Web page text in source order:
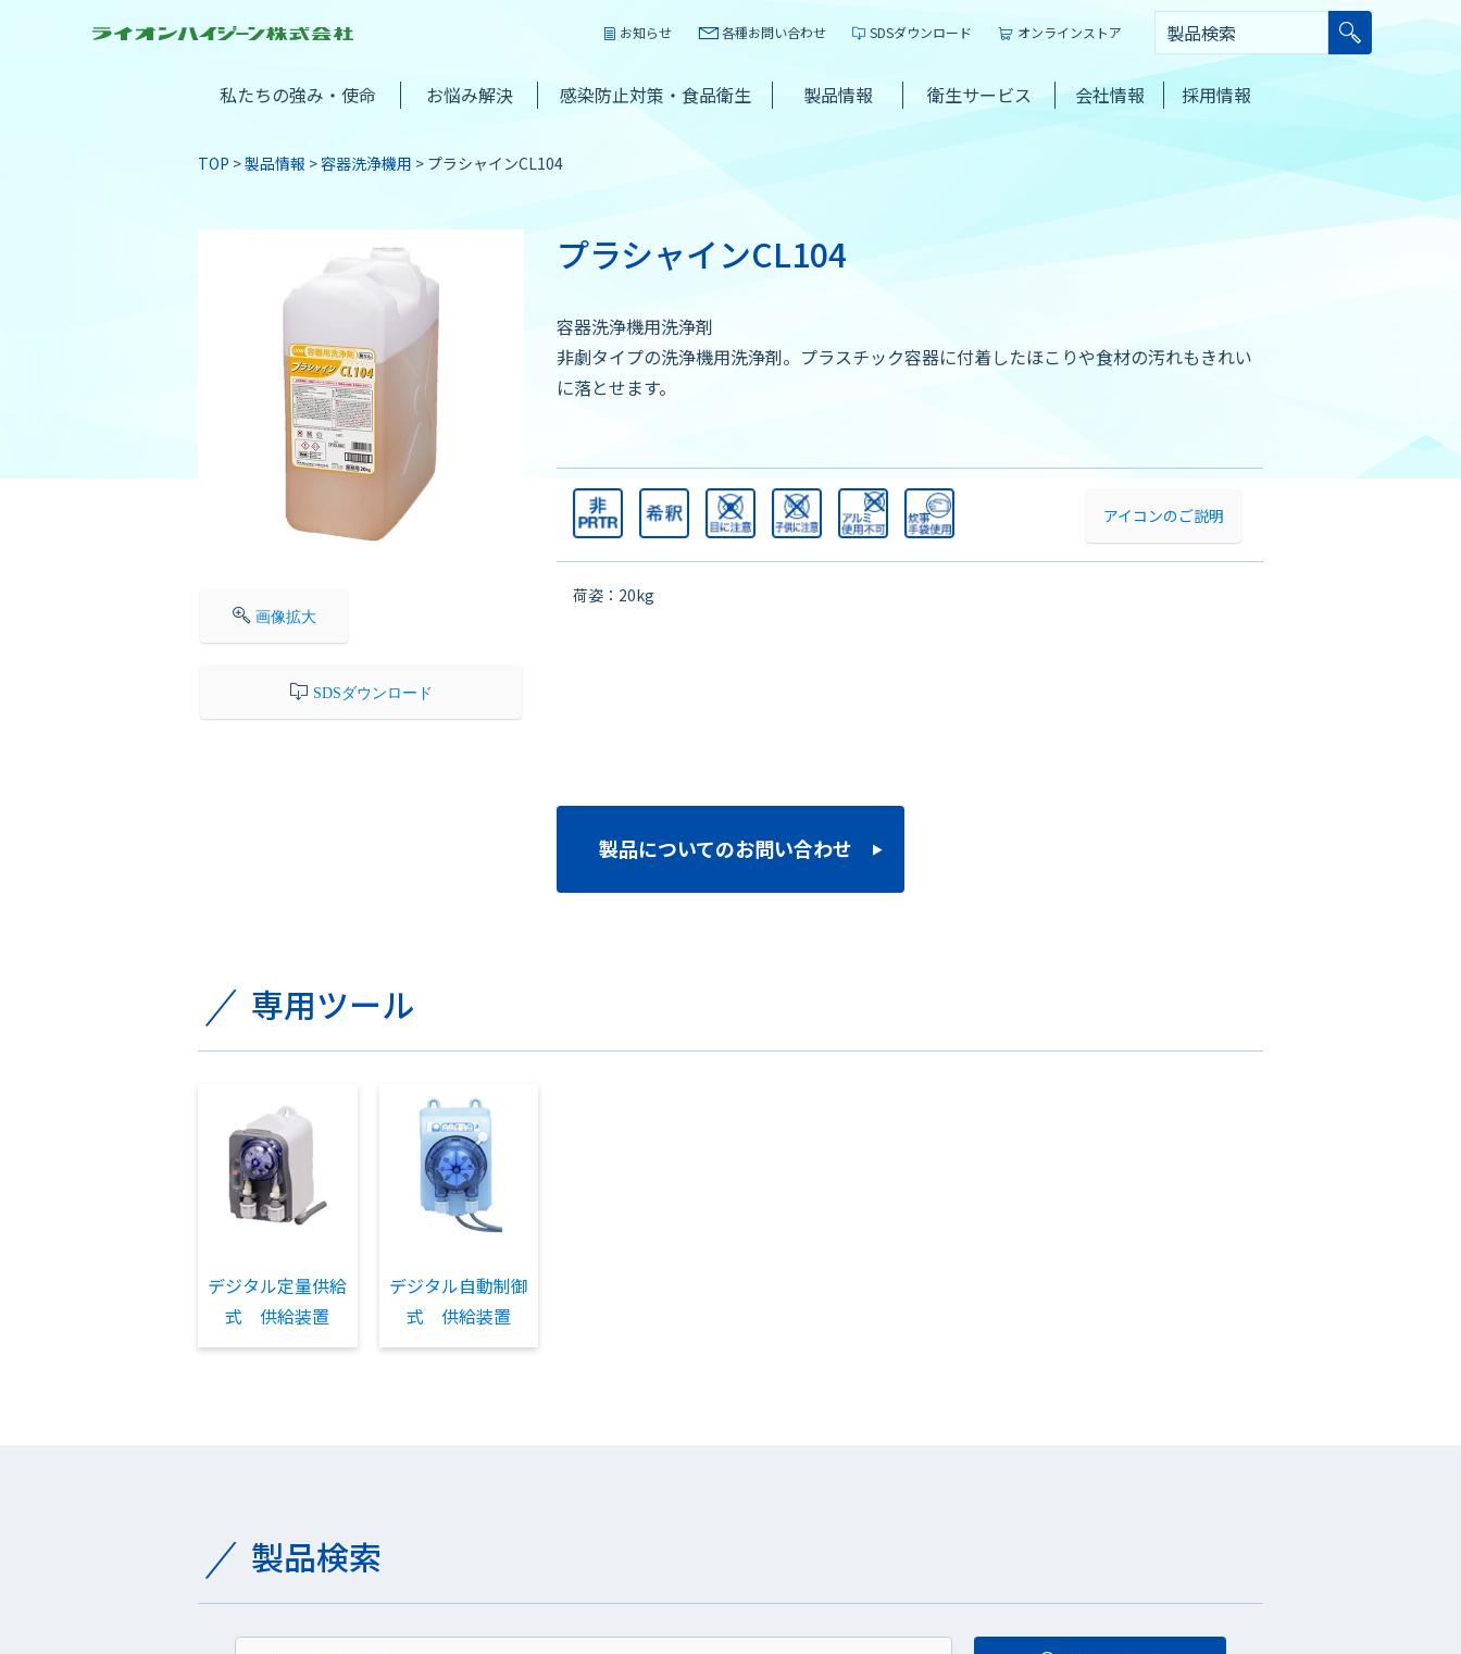
お知らせ 各種お問い合わせ SDSダウンロード オンラインストア
私たちの強み・使命 お悩み解決 感染防止対策・食品衛生 製品情報 衛生サービス 会社情報 採用情報
TOP 製品情報 容器洗浄機用 プラシャインCL104
プラシャインCL104
容器洗浄機用洗浄剤
非劇タイプの洗浄機用洗浄剤。プラスチック容器に付着したほこりや食材の汚れもきれい
に落とせます。
アイコンのご説明
荷姿：20kg
画像拡大
SDSダウンロード
製品についてのお問い合わせ
専用ツール
デジタル定量供給
式 供給装置
デジタル自動制御
式 供給装置
製品検索